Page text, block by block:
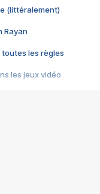
(littéralement)
Rayan
toutes les règles
les jeux vidéo